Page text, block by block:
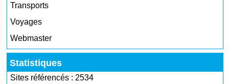
Transports
Voyages
Webmaster
Statistiques
Sites référencés : 2534